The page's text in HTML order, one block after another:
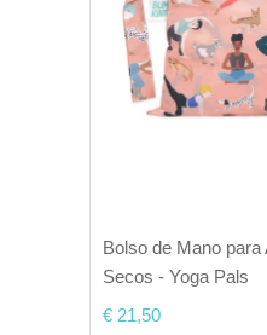
Bolso de Mano
Secos - Yoga Pals
€ 21,50